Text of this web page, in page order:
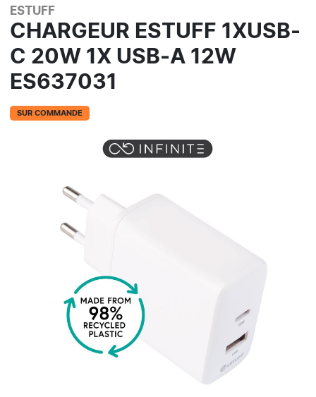
ESTUFF
CHARGEUR ESTUFF 1XUSB-
C 20W 1X USB-A 12W
ES637031
SUR COMMANDE